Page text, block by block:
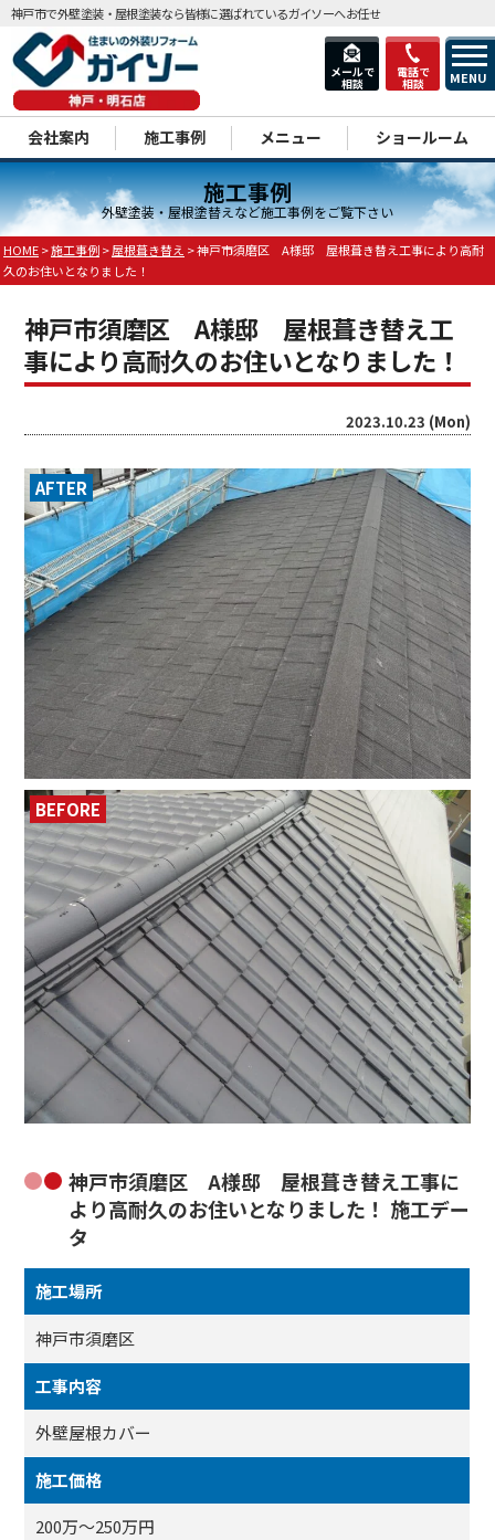
メールで
相談
電話で
相談 MENU
神戸市で外壁塗装・屋根塗装なら皆様に選ばれているガイソーへお任せ
会社案内 施工事例 メニュー ショールーム
施工事例
外壁塗装・屋根塗替えなど施工事例をご覧下さい
HOME>施工事例>屋根葺き替え >神戸市須磨区 A様邸 屋根葺き替え工事により高耐
久のお住いとなりました！
神戸市須磨区 A様邸 屋根葺き替え工
事により高耐久のお住いとなりました！
2023.10.23 (Mon)
AFTER
BEFORE
神戸市須磨区 A様邸 屋根葺き替え工事に
より高耐久のお住いとなりました！ 施工デー
タ
施工場所
神戸市須磨区
工事内容
外壁屋根カバー
施工価格
200万～250万円